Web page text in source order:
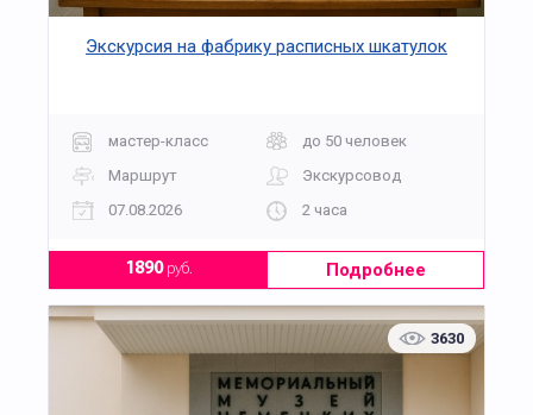
Экскурсия на фабрику расписных шкатулок
мастер-класс
до 50 человек
Маршрут
Экскурсовод
07.08.2026
2 часа
1890руб. Подробнее
3630